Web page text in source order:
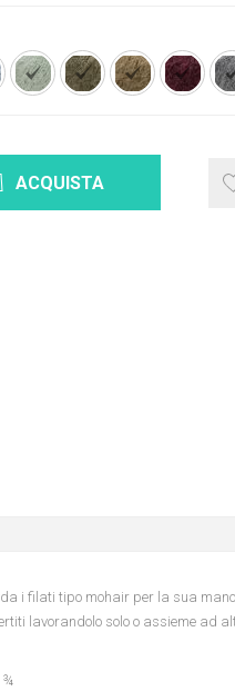
ACQUISTA
i filati tipo mohair per la sua
lavorandolo solo o assieme ad
¾